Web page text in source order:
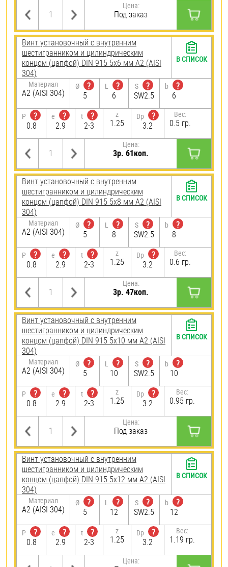
Цена:
Под заказ
Винт установочный с внутренним
шестигранником и цилиндрическим
концом (цапфой) DIN 915 5х6 мм А2 (AISI
304)
Материал
А2 (AISI 304)
Ø
?
5
L
?
6
S
?
SW2.5
b
?
6
P
?
0.8
e
?
2.9
t
?
2-3
z
1.25
Dp
?
3.2
Вес:
0.5 гр.
Цена:
3р. 61коп.
В СПИСОК
Винт установочный с внутренним
шестигранником и цилиндрическим
концом (цапфой) DIN 915 5х8 мм А2 (AISI
304)
Материал
А2 (AISI 304)
Ø
?
5
L
?
8
S
?
SW2.5
b
?
8
P
?
0.8
e
?
2.9
t
?
2-3
z
1.25
Dp
?
3.2
Вес:
0.6 гр.
Цена:
3р. 47коп.
В СПИСОК
Винт установочный с внутренним
шестигранником и цилиндрическим
концом (цапфой) DIN 915 5х10 мм А2 (AISI
304)
Материал
А2 (AISI 304)
Ø
?
5
L
?
10
S
?
SW2.5
b
?
10
P
?
0.8
e
?
2.9
t
?
2-3
z
1.25
Dp
?
3.2
Вес:
0.95 гр.
Цена:
Под заказ
В СПИСОК
Винт установочный с внутренним
шестигранником и цилиндрическим
концом (цапфой) DIN 915 5х12 мм А2 (AISI
304)
Материал
А2 (AISI 304)
Ø
?
5
L
?
12
S
?
SW2.5
b
?
12
P
?
0.8
e
?
2.9
t
?
2-3
z
1.25
Dp
?
3.2
Вес:
1.19 гр.
Цена:
В СПИСОК